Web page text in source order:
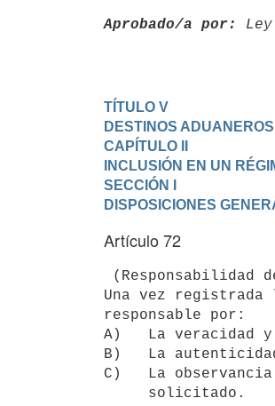
Aprobado/a por:
TÍTULO V
DESTINOS
CAPÍTULO II
INCLUSIÓN EN UN
SECCIÓN I
DISPOSICIONES
Artículo 72
Una vez
responsable por:
A)   La veracidad
B)   La
C)   La